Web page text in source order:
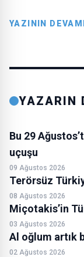
YAZININ DEVAMI
YAZARIN
Bu 29
uçuşu
09 Ağustos 2026
Terörsüz
08 Ağustos 2026
Miçotakis’in
03 Ağustos 2026
Al oğlum artık
02 Ağustos 2026